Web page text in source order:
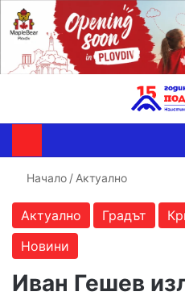
Начало / Актуално
Актуално Градът
Новини
Иван Гешев